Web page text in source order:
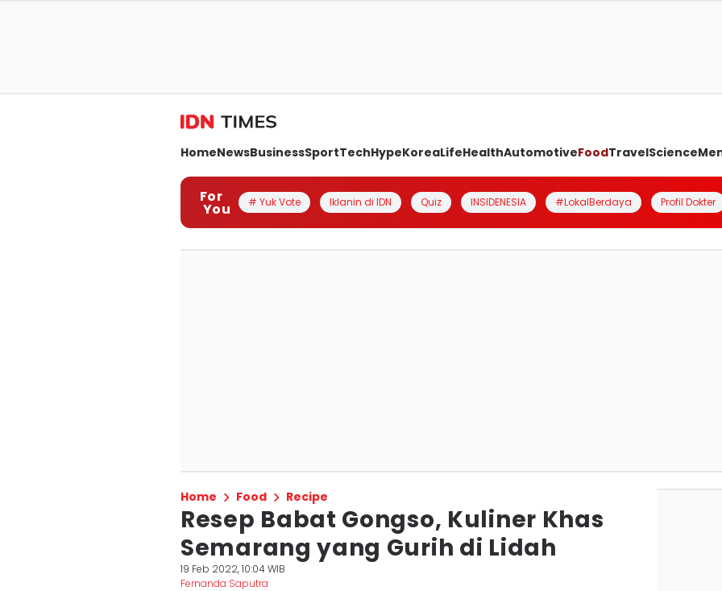
HomeNewsBusinessSportTechHypeKoreaLifeHealthAutomotiveFoodTravelScience
For
You # Yuk Vote Iklanin di IDN Quiz INSIDENESIA #LokalBerdaya Profil Dokter
Home Food Recipe
Resep Babat Gongso, Kuliner Khas
Semarang yang Gurih di Lidah
19 Feb 2022, 10:04 WIB
Fernanda Saputra